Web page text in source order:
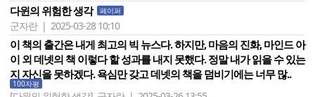
다윈의 위험한 생각 페이퍼
군자란 | 2025-03-28 10:10
이 책의 출간은 내게 최고의 빅 뉴스다. 하지만, 마음의 진화, 마인드 아
이 외 데넷의 책 이렇다 할 성과를 내지 못했다. 정말 내가 읽을 수 있는
지 자신을 못하겠다. 욕심만 갖고 데넷의 책을 덤비기에는 너무 많..
100자평